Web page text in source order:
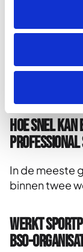
voor
inzetten op
organisatie,
en de
Hoe snel kan
professional
In de meeste
binnen twee
Werkt
BSO-